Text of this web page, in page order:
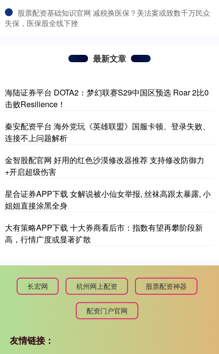
​股票配资基础知识官网 减税换医保？美法案或致数千万民众
失保，医保股全线下挫
最新文章
海陆证券平台 DOTA2：梦幻联赛S29中国区预选 Roar 2比0
击败Resilience！
秦安配资平台 海外党玩《英雄联盟》国服卡顿、登录失败、
连接不上问题解析
金智股配官网 好用的红色沙漠修改器推荐 支持修改防御力
+开启超级伤害
星合证券APP下载 女解说被小仙女举报, 丝袜高跟太暴露, 小
姐姐直接涂黑全身
大有策略APP下载 十大券商看后市：指数有望再攀阶段新
高，行情广度或显著扩散
长宏网 杭州网上配资 股票配资神器
配资门户官网
友情链接：